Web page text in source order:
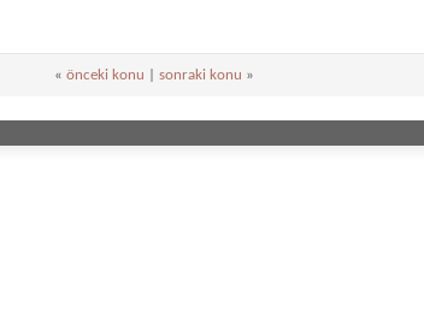
« önceki konu sonraki konu »